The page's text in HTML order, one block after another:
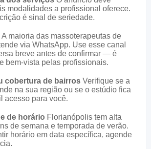
modalidades a profissional oferece.
é sinal de seriedade.
A maioria das massoterapeutas de
via WhatsApp. Use esse canal
breve antes de confirmar — é
bem-vista pelas profissionais.
cobertura de bairros Verifique se a
na sua região ou se o estúdio fica
acesso para você.
de horário Florianópolis tem alta
de semana e temporada de verão.
horário em data específica, agende